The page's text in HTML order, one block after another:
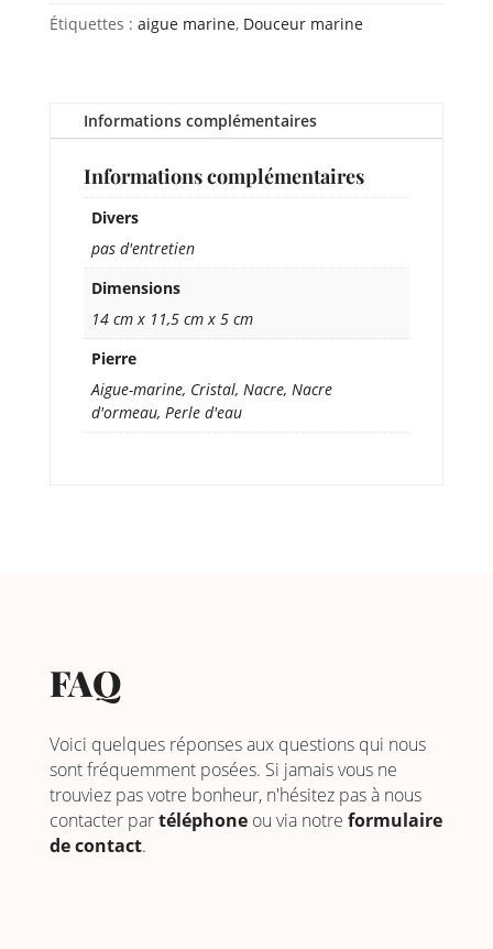
Étiquettes : aigue marine, Douceur marine
Informations complémentaires
Informations complémentaires
Divers
pas d'entretien
Dimensions
14 cm x 11,5 cm x 5 cm
Pierre
Aigue-marine, Cristal, Nacre, Nacre
d'ormeau, Perle d'eau
FAQ
Voici quelques réponses aux questions qui nous
sont fréquemment posées. Si jamais vous ne
trouviez pas votre bonheur, n'hésitez pas à nous
contacter partéléphoneou via notre formulaire
de contact.